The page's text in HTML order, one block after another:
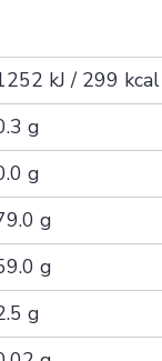
kJ / 299 kcal
g
g
g
g
g